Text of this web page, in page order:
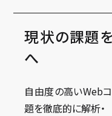
現状の課題
へ
自由度の高いWeb
題を徹底的に解析・